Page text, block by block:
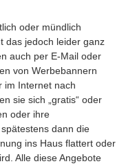
oder mündlich
das jedoch leider ganz
auch per E-Mail oder
von Werbebannern
im Internet nach
sie sich „gratis“ oder
oder ihre
dann die
ins Haus flattert oder
Alle diese Angebote